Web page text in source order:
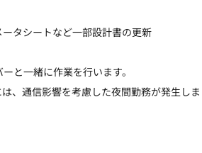
タシートなど一部設計書の更新
と一緒に作業を行います。
、通信影響を考慮した夜間勤務が発生しま